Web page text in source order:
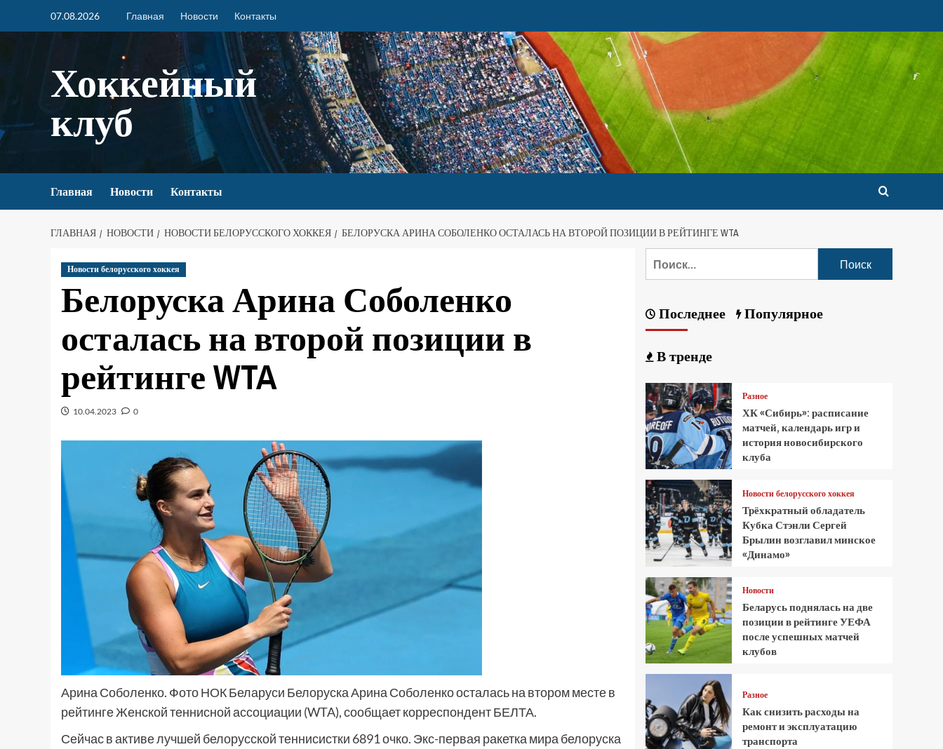
07.08.2026 Главная Новости Контакты
Хоккейный
клуб
Главная Новости Контакты
ГЛАВНАЯ НОВОСТИ НОВОСТИ БЕЛОРУССКОГО ХОККЕЯ БЕЛОРУСКА АРИНА СОБОЛЕНКО ОСТАЛАСЬ НА ВТОРОЙ ПОЗИЦИИ В РЕЙТИНГЕ WTA
Новости белорусского хоккея
Белоруска Арина Соболенко
осталась на второй позиции в
рейтинге WTA
10.04.2023 0
Арина Соболенко. Фото НОК Беларуси Белоруска Арина Соболенко осталась на втором месте в
рейтинге Женской теннисной ассоциации (WTA), сообщает корреспондент БЕЛТА.
Сейчас в активе лучшей белорусской теннисистки 6891 очко. Экс-первая ракетка мира белоруска
Последнее Популярное
В тренде
Разное
ХК «Сибирь»: расписание
матчей, календарь игр и
история новосибирского
клуба
Новости белорусского хоккея
Трёхкратный обладатель
Кубка Стэнли Сергей
Брылин возглавил минское
«Динамо»
Новости
Беларусь поднялась на две
позиции в рейтинге УЕФА
после успешных матчей
клубов
Разное
Как снизить расходы на
ремонт и эксплуатацию
транспорта